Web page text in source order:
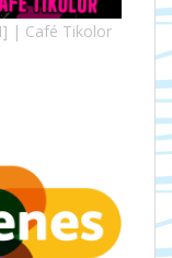
| Café Tikolor